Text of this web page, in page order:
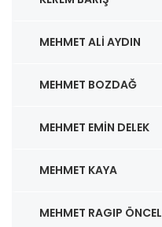
MEHMET ALI AYDIN
MEHMET BOZDAĞ
MEHMET EMIN DELEK
MEHMET KAYA
MEHMET RAGIP ÖNCEL